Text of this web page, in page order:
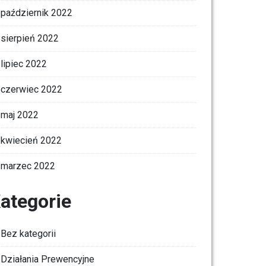
październik 2022
sierpień 2022
lipiec 2022
czerwiec 2022
maj 2022
kwiecień 2022
marzec 2022
Bez kategorii
Działania Prewencyjne